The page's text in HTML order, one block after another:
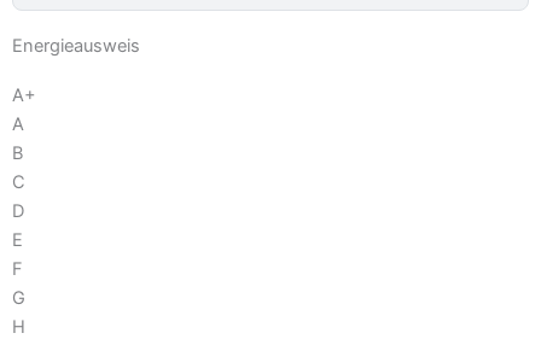
Energieausweis
A+
A
B
C
D
E
F
G
H